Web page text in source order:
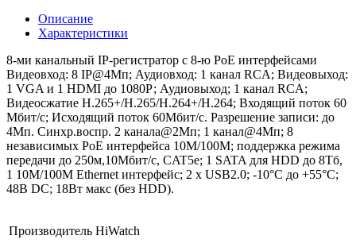
Описание
Характеристики
8-ми канальный IP-регистратор c 8-ю PoE интерфейсами
Видеовход: 8 IP@4Мп; Аудиовход: 1 канал RCA; Видеовыход:
1 VGA и 1 HDMI до 1080Р; Аудиовыход; 1 канал RCA;
Видеосжатие H.265+/H.265/H.264+/H.264; Входящий поток 60
Мбит/с; Исходящий поток 60Мбит/с. Разрешение записи: до
4Мп. Синхр.воспр. 2 канала@2Мп; 1 канал@4Мп; 8
независимых PoE интерфейса 10M/100M; поддержка режима
передачи до 250м,10Мбит/с, CAT5e; 1 SATA для HDD до 8Тб,
1 10M/100M Ethernet интерфейс; 2 х USB2.0; -10°C до +55°C;
48В DC; 18Вт макс (без HDD).
Производитель HiWatch